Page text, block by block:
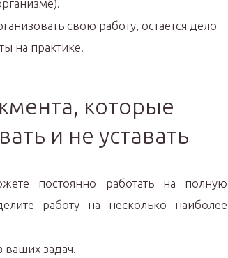
свою работу, остается дело
на практике.
которые
и не уставать
постоянно работать на полную
работу на несколько наиболее
ваших задач.